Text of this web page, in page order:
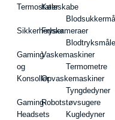
Termostater
Sikkerhedskameraer
Gaming
og
Konsoller
Gaming-
Headsets
Køleskabe
Fryser
Vaskemaskiner
Opvaskemaskiner
Robotstøvsugere
Termometre
Tyngdedyner
Kugledyner